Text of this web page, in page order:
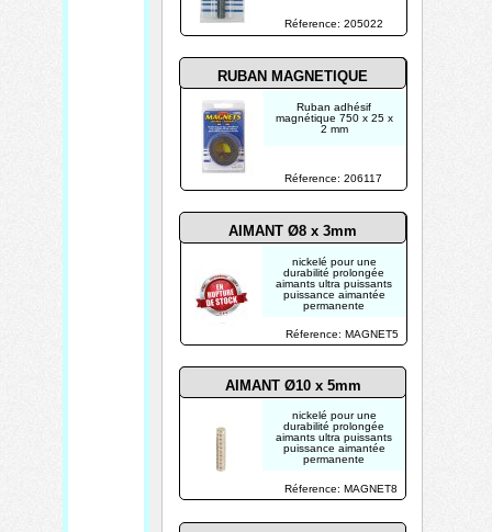
Ruban adhésif
magnétique 750 x 25 x
2 mm
Réference: 206117
Réference: 205022
RUBAN MAGNETIQUE
AIMANT Ø8 x 3mm
AIMANT Ø10 x 5mm
nickelé pour une
durabilité prolongée
aimants ultra puissants
puissance aimantée
permanente
Réference: MAGNET5
Réference: MAGNET8
nickelé pour une
durabilité prolongée
aimants ultra puissants
puissance aimantée
permanente